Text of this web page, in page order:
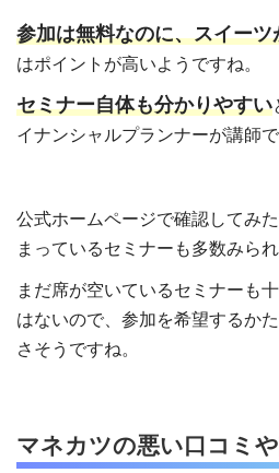
参加は無料なのに、スイーツ
はポイントが高いようですね。
セミナー自体も分かりやすい
イナンシャルプランナーが講師で
公式ホームページで確認してみ
まっているセミナーも多数みられ
まだ席が空いているセミナーも
はないので、参加を希望するか
さそうですね。
マネカツの悪い口コミ